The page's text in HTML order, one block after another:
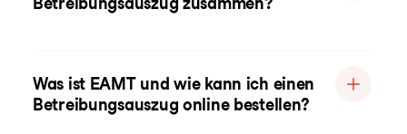
Was ist EAMT und wie kann ich einen
Betreibungsauszug online bestellen?